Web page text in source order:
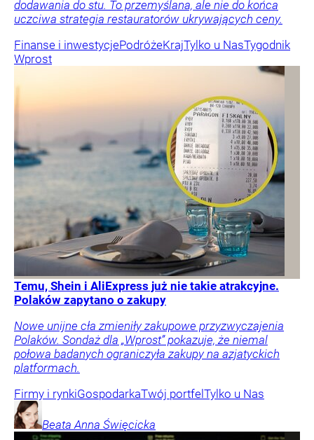
dodawania do stu. To przemyślana, ale nie do końca
uczciwa strategia restauratorów ukrywających ceny.
Finanse i inwestycjePodróżeKrajTylko u NasTygodnik
Wprost
Temu, Shein i AliExpress już nie takie atrakcyjne.
Polaków zapytano o zakupy
Nowe unijne cła zmieniły zakupowe przyzwyczajenia
Polaków. Sondaż dla „Wprost” pokazuje, że niemal
połowa badanych ograniczyła zakupy na azjatyckich
platformach.
Firmy i rynkiGospodarkaTwój portfel Tylko u Nas
Beata Anna Święcicka